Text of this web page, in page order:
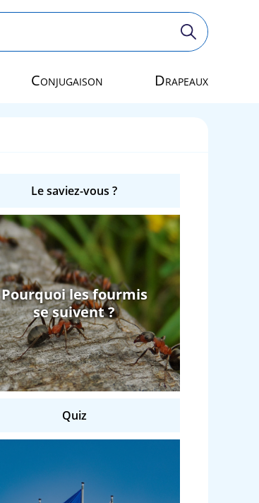
Conjugaison Drapeaux
Le saviez-vous ?
Pourquoi les fourmis
se suivent ?
Quiz